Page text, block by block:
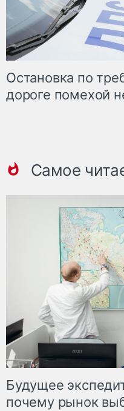
Остановка по
дороге помехой
Самое
Будущее
почему рынок